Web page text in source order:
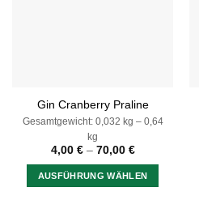
werden
Gin Cranberry Praline
Gesamtgewicht: 0,032 kg – 0,64
kg
4,00 €– 70,00 €
AUSFÜHRUNG WÄHLEN